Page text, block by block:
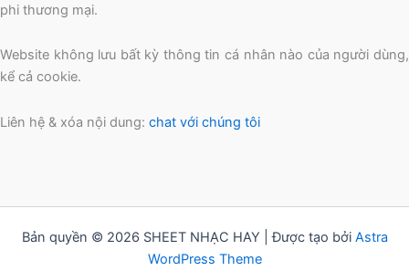
phi thương mại.
Website không lưu bất kỳ thông tin cá nhân nào của người dùng,
kể cả cookie.
Liên hệ & xóa nội dung: chat với chúng tôi
Bản quyền © 2026 SHEET NHẠC HAY | Được tạo bởi Astra
WordPress Theme